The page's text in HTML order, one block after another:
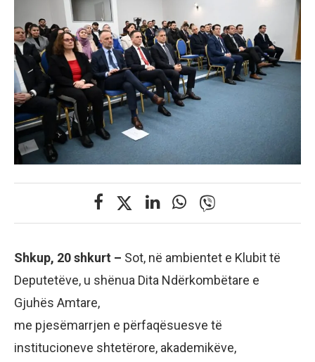
Shkup, 20 shkurt – Sot, në ambientet e Klubit të
Deputetëve, u shënua Dita Ndërkombëtare e
Gjuhës Amtare,
me pjesëmarrjen e përfaqësuesve të
institucioneve shtetërore, akademikëve,